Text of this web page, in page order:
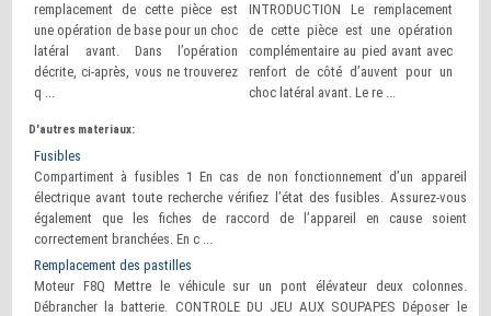
remplacement de cette pièce est
une opération de base pour un choc
latéral avant. Dans l’opération
décrite, ci-après, vous ne trouverez
q ...
INTRODUCTION Le remplacement
de cette pièce est une opération
complémentaire au pied avant avec
renfort de côté d’auvent pour un
choc latéral avant. Le re ...
D'autres materiaux:
Fusibles
Compartiment à fusibles 1 En cas de non fonctionnement d’un appareil
électrique avant toute recherche vérifiez l’état des fusibles. Assurez-vous
également que les fiches de raccord de l’appareil en cause soient
correctement branchées. En c ...
Remplacement des pastilles
Moteur F8Q Mettre le véhicule sur un pont élévateur deux colonnes.
Débrancher la batterie. CONTROLE DU JEU AUX SOUPAPES Déposer le